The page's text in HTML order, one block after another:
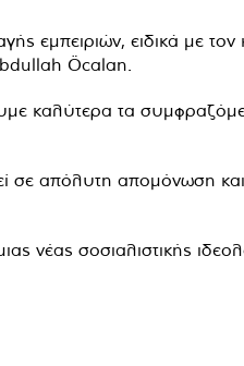
εμπειριών, ειδικά με
Öcalan.
καλύτερα τα
σε απόλυτη απομόνωση και
νέας σοσιαλιστικής